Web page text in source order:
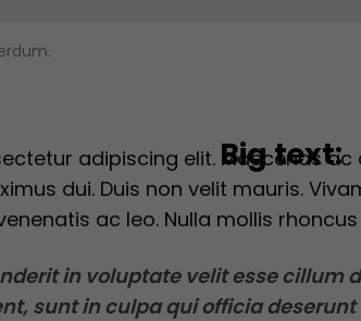
Big text:
adipiscing elit. Maecenas
dui. Duis non velit mauris.
ac leo. Nulla mollis
in voluptate velit esse cillum
sunt in culpa qui officia